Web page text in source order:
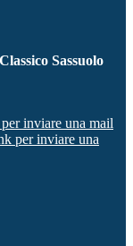
Sassuolo
inviare una mail
per inviare una